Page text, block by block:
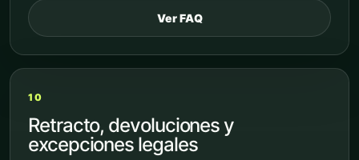
Ver FAQ
10
Retracto, devoluciones y
excepciones legales